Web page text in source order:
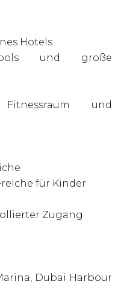
Hotels
und große
und
für Kinder
Zugang
Dubai Harbour